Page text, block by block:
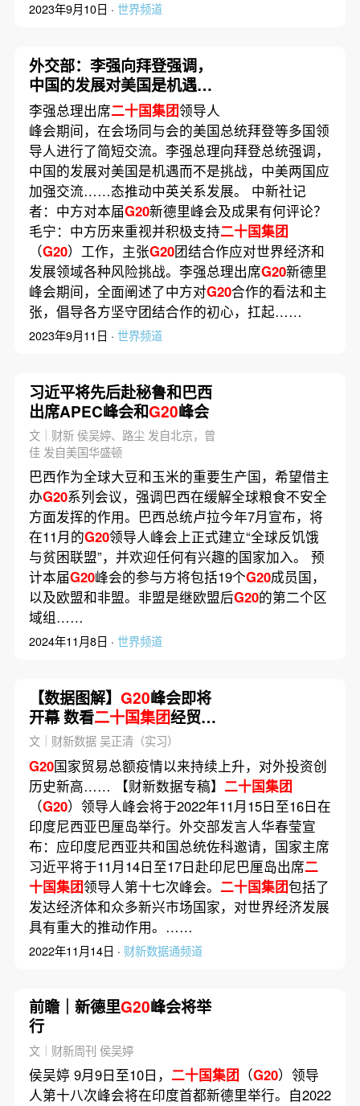
2023年9月10日 · 世界频道
外交部：李强向拜登强调，
中国的发展对美国是机遇而
非挑战
李强总理出席二十国集团领导人
峰会期间，在会场同与会的美国总统拜登等多国领
导人进行了简短交流。李强总理向拜登总统强调，
中国的发展对美国是机遇而不是挑战，中美两国应
加强交流……态推动中英关系发展。 中新社记
者：中方对本届G20新德里峰会及成果有何评论？
毛宁：中方历来重视并积极支持二十国集团
（G20）工作，主张G20团结合作应对世界经济和
发展领域各种风险挑战。李强总理出席G20新德里
峰会期间，全面阐述了中方对G20合作的看法和主
张，倡导各方坚守团结合作的初心，扛起……
2023年9月11日 · 世界频道
习近平将先后赴秘鲁和巴西
出席APEC峰会和G20峰会
文｜财新 侯吴婷、路尘 发自北京，曾
佳 发自美国华盛顿
巴西作为全球大豆和玉米的重要生产国，希望借主
办G20系列会议，强调巴西在缓解全球粮食不安全
方面发挥的作用。巴西总统卢拉今年7月宣布，将
在11月的G20领导人峰会上正式建立“全球反饥饿
与贫困联盟”，并欢迎任何有兴趣的国家加入。 预
计本届G20峰会的参与方将包括19个G20成员国，
以及欧盟和非盟。非盟是继欧盟后G20的第二个区
域组……
2024年11月8日 · 世界频道
【数据图解】 G20峰会即将
开幕 数看二十国集团经贸表
现
文｜财新数据 吴正清（实习）
G20国家贸易总额疫情以来持续上升，对外投资创
历史新高…… 【财新数据专稿】 二十国集团
（G20）领导人峰会将于2022年11月15日至16日在
印度尼西亚巴厘岛举行。外交部发言人华春莹宣
布：应印度尼西亚共和国总统佐科邀请，国家主席
习近平将于11月14日至17日赴印尼巴厘岛出席二
十国集团领导人第十七次峰会。 二十国集团包括了
发达经济体和众多新兴市场国家，对世界经济发展
具有重大的推动作用。……
2022年11月14日 · 财新数据通频道
前瞻｜新德里G20峰会将举
行
文｜财新周刊 侯吴婷
侯吴婷 9月9日至10日， 二十国集团 （G20）领导
人第十八次峰会将在印度首都新德里举行。自2022